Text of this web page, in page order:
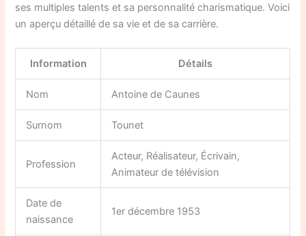
ses multiples talents et sa personnalité charismatique. Voici
un aperçu détaillé de sa vie et de sa carrière.
Information Détails
Nom Antoine de Caunes
Surnom Tounet
Profession
Acteur, Réalisateur, Écrivain,
Animateur de télévision
Date de
naissance
1er décembre 1953